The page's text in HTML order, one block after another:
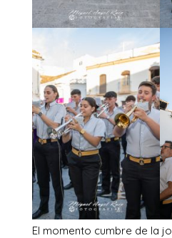
El momento cumbre de la